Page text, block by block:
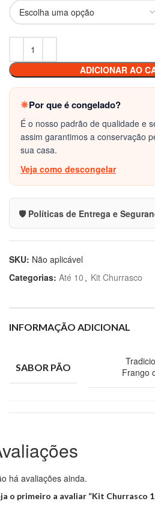
ADICIONAR AO
Por que é congelado?
É o nosso padrão de qualidade e
assim garantimos a conservação
sua casa.
Veja como descongelar
🛡️ Políticas de Entrega e
SKU: Não aplicável
Categorias: Até 10 , Kit Churrasco
INFORMAÇÃO ADICIONAL
SABOR PÃO
Frango
há avaliações ainda.
o primeiro a avaliar “Kit Churrasco